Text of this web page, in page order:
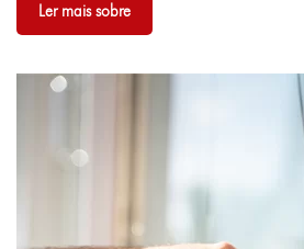
Ler mais sobre